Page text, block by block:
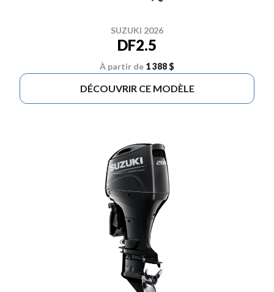
SUZUKI 2026
DF2.5
À partir de 1 388 $
DÉCOUVRIR CE MODÈLE